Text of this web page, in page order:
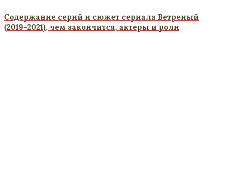
Содержание серий и сюжет сериала Ветреный
(2019-2021), чем закончится, актеры и роли